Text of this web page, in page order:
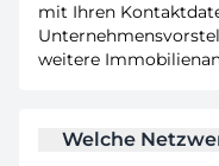
mit Ihren
weitere
Welche